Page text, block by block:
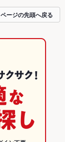
ページの先頭へ戻る